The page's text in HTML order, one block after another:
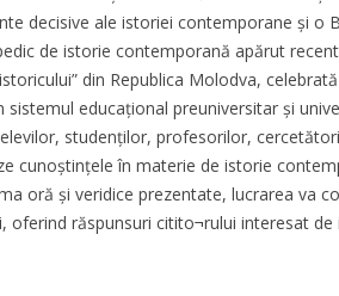
decisive ale istoriei contemporane și o
de istorie contemporană apărut
din Republica Molodva,
sistemul educațional preuniversitar și
studenților, profesorilor,
cunoștințele în materie de istorie
oră și veridice prezentate, lucrarea va
oferind răspunsuri citito¬rului interesat